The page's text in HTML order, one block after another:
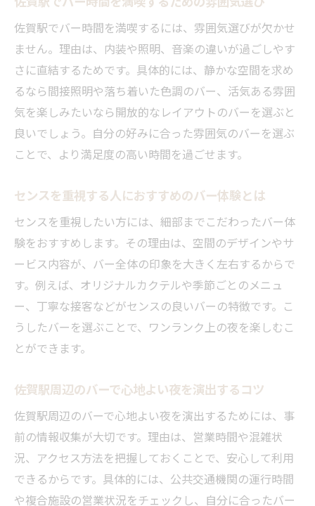
佐賀駅近くのバーで大人時間を楽しむ秘訣
バーで過ごす佐賀駅の夜におすすめの演出
法
佐賀駅で大人がくつろげるバーの選び方
バーのセンスが光る佐賀駅近辺の楽しみ方
佐賀駅周辺で静かに過ごせるバーの魅力
大人が満足できる佐賀駅のバー体験とは
佐賀駅周辺の新しいバー施設の魅力を解説
話題の施設で楽しむ佐賀駅エリアのバー体
験
佐賀駅で新しいバーを見つけるためのコツ
最新施設で楽しむ佐賀駅近くのバー巡り計
画
佐賀駅の新スポットで味わうバーのセンス
方
アクセス抜群な佐賀駅のバーを満喫するコツ
アクセス便利な佐賀駅周辺のバー活用術
佐賀駅のバーで快適に過ごすための移動計
画
佐賀駅でバー時間を満喫するには、雰囲気選びが欠かせ
ません。理由は、内装や照明、音楽の違いが過ごしやす
さに直結するためです。具体的には、静かな空間を求め
るなら間接照明や落ち着いた色調のバー、活気ある雰囲
気を楽しみたいなら開放的なレイアウトのバーを選ぶと
良いでしょう。自分の好みに合った雰囲気のバーを選ぶ
ことで、より満足度の高い時間を過ごせます。
センスを重視する人におすすめのバー体験とは
センスを重視したい方には、細部までこだわったバー体
験をおすすめします。その理由は、空間のデザインやサ
ービス内容が、バー全体の印象を大きく左右するからで
す。例えば、オリジナルカクテルや季節ごとのメニュ
ー、丁寧な接客などがセンスの良いバーの特徴です。こ
うしたバーを選ぶことで、ワンランク上の夜を楽しむこ
とができます。
佐賀駅周辺のバーで心地よい夜を演出するコツ
佐賀駅周辺のバーで心地よい夜を演出するためには、事
前の情報収集が大切です。理由は、営業時間や混雑状
況、アクセス方法を把握しておくことで、安心して利用
できるからです。具体的には、公共交通機関の運行時間
や複合施設の営業状況をチェックし、自分に合ったバー